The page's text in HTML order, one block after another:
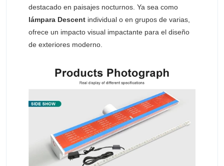
destacado en paisajes nocturnos. Ya sea como
lámpara Descent individual o en grupos de varias,
ofrece un impacto visual impactante para el diseño
de exteriores moderno.